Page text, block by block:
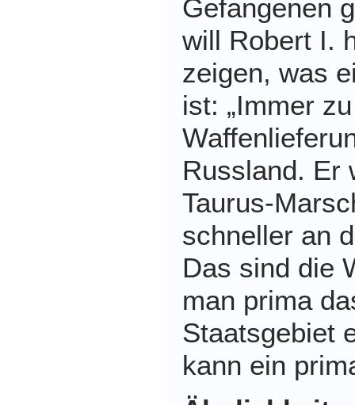
Gefangenen
will Robert I.
zeigen, was
ist: „Immer
Russland. Er
Taurus-
schneller an
Das sind die
man prima
Staatsgebiet
kann ein